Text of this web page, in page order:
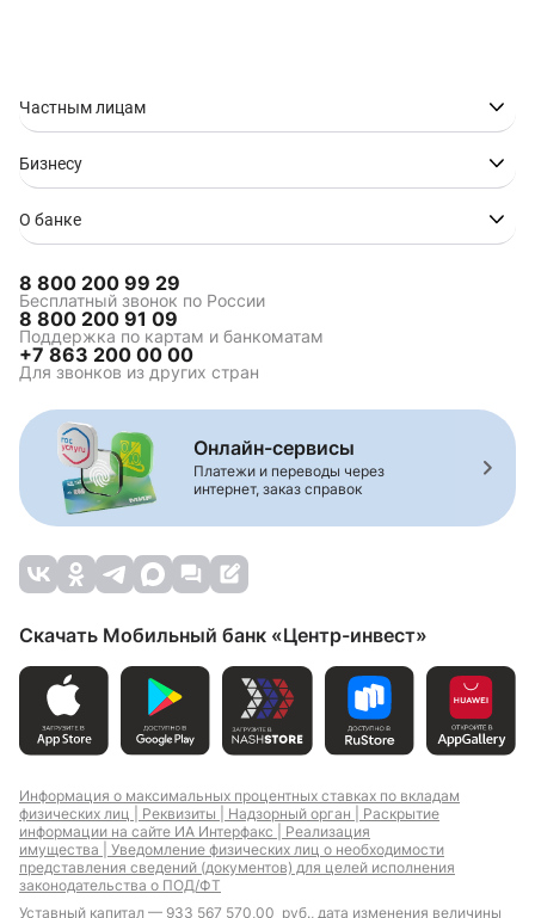
Частным лицам
Бизнесу
О банке
8 800 200 99 29
Бесплатный звонок по России
8 800 200 91 09
Поддержка по картам и банкоматам
+7 863 200 00 00
Для звонков из других стран
Онлайн-сервисы
Платежи и переводы через
интернет, заказ справок
Скачать Мобильный банк «Центр-инвест»
Информация о максимальных процентных ставках по вкладам
физических лиц | Реквизиты | Надзорный орган | Раскрытие
информации на сайте ИА Интерфакс | Реализация
имущества | Уведомление физических лиц о необходимости
представления сведений (документов) для целей исполнения
законодательства о ПОД/ФТ
Уставный капитал — 933 567 570,00 руб., дата изменения величины